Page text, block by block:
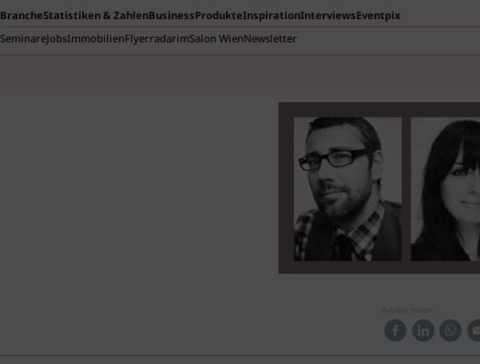
BrancheStatistiken & ZahlenBusinessProdukteInspirationInterviewsEventpix
SeminareJobsImmobilienFlyerradarimSalon WienNewsletter
Artikel teilen: